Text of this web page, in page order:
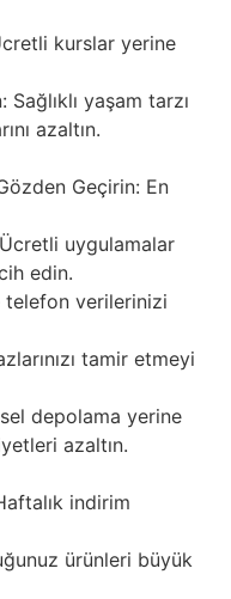
kurslar yerine
yaşam tarzı
azaltın.
Geçirin: En
uygulamalar
edin.
telefon verilerinizi
tamir etmeyi
depolama yerine
azaltın.
indirim
ürünleri büyük